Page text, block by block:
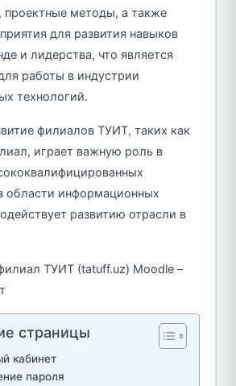
методы, а также
для развития навыков
и лидерства, что является
работы в индустрии
технологий.
филиалов ТУИТ, таких как
играет важную роль в
области информационных
развитию отрасли в
страницы
кабинет
пароля